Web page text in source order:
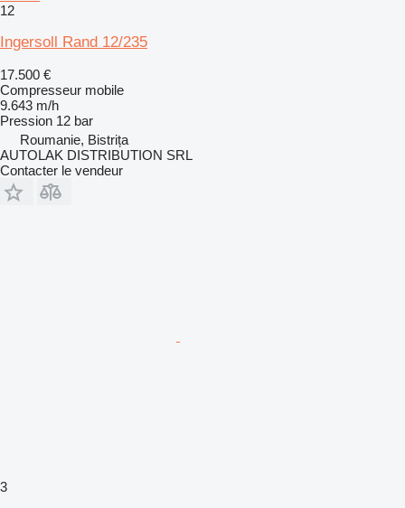
12
Ingersoll Rand 12/235
17.500 €
Compresseur mobile
9.643 m/h
Pression 12 bar
Roumanie, Bistrița
AUTOLAK DISTRIBUTION SRL
Contacter le vendeur
3